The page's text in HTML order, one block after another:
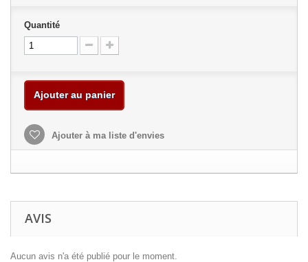
Quantité
Ajouter au panier
Ajouter à ma liste d'envies
AVIS
Aucun avis n'a été publié pour le moment.